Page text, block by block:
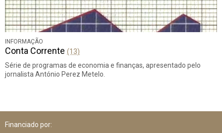
INFORMAÇÃO
Conta Corrente (13)
Série de programas de economia e finanças, apresentado pelo
jornalista António Perez Metelo.
Financiado por: